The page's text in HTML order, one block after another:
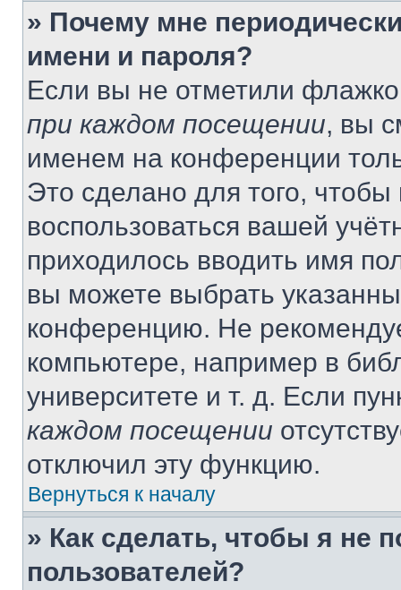
» Почему мне
имени и пароля?
Если вы не отметили
при каждом посещении, вы
именем на конференции
Это сделано для того, чтобы
воспользоваться вашей
приходилось вводить имя
вы можете выбрать
конференцию. Не
компьютере, например в
университете и т. д. Если
каждом посещении
отключил эту функцию.
Вернуться к началу
» Как сделать, чтобы я не
пользователей?